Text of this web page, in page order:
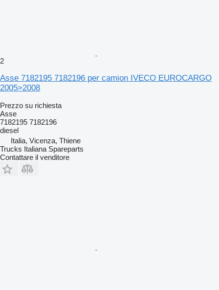
2
Asse 7182195 7182196 per camion IVECO EUROCARGO
2005>2008
Prezzo su richiesta
Asse
7182195 7182196
diesel
Italia, Vicenza, Thiene
Trucks Italiana Spareparts
Contattare il venditore